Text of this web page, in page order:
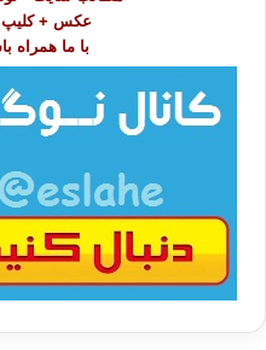
عکس +
با ما همراه